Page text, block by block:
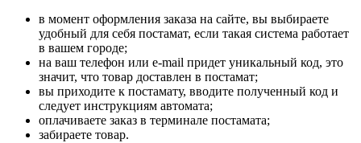
в момент оформления заказа на сайте, вы выбираете
удобный для себя постамат, если такая система работает
в вашем городе;
на ваш телефон или e-mail придет уникальный код, это
значит, что товар доставлен в постамат;
вы приходите к постамату, вводите полученный код и
следует инструкциям автомата;
оплачиваете заказ в терминале постамата;
забираете товар.